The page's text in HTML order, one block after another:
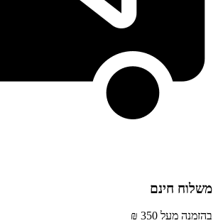
משלוח חינם
בהזמנה מעל 350 ₪